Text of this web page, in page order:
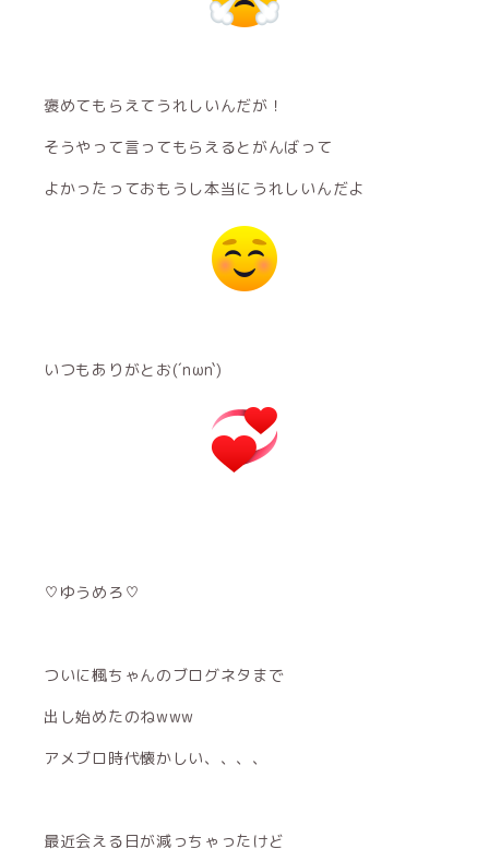
褒めてもらえてうれしいんだが！
そうやって言ってもらえるとがんばって
よかったっておもうし本当にうれしいんだよ
いつもありがとお(´nωn`)
♡ゆうめろ♡
ついに楓ちゃんのブログネタまで
出し始めたのねwww
アメブロ時代懐かしい、、、、
最近会える日が減っちゃったけど